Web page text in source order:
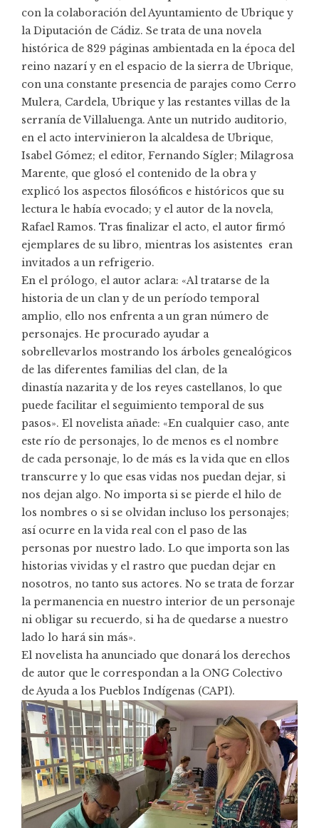
con la colaboración del Ayuntamiento de Ubrique y
la Diputación de Cádiz. Se trata de una novela
histórica de 829 páginas ambientada en la época del
reino nazarí y en el espacio de la sierra de Ubrique,
con una constante presencia de parajes como Cerro
Mulera, Cardela, Ubrique y las restantes villas de la
serranía de Villaluenga. Ante un nutrido auditorio,
en el acto intervinieron la alcaldesa de Ubrique,
Isabel Gómez; el editor, Fernando Sígler; Milagrosa
Marente, que glosó el contenido de la obra y
explicó los aspectos filosóficos e históricos que su
lectura le había evocado; y el autor de la novela,
Rafael Ramos. Tras finalizar el acto, el autor firmó
ejemplares de su libro, mientras los asistentes eran
invitados a un refrigerio.
En el prólogo, el autor aclara: «Al tratarse de la
historia de un clan y de un período temporal
amplio, ello nos enfrenta a un gran número de
personajes. He procurado ayudar a
sobrellevarlos mostrando los árboles genealógicos
de las diferentes familias del clan, de la
dinastía nazarita y de los reyes castellanos, lo que
puede facilitar el seguimiento temporal de sus
pasos». El novelista añade: «En cualquier caso, ante
este río de personajes, lo de menos es el nombre
de cada personaje, lo de más es la vida que en ellos
transcurre y lo que esas vidas nos puedan dejar, si
nos dejan algo. No importa si se pierde el hilo de
los nombres o si se olvidan incluso los personajes;
así ocurre en la vida real con el paso de las
personas por nuestro lado. Lo que importa son las
historias vividas y el rastro que puedan dejar en
nosotros, no tanto sus actores. No se trata de forzar
la permanencia en nuestro interior de un personaje
ni obligar su recuerdo, si ha de quedarse a nuestro
lado lo hará sin más».
El novelista ha anunciado que donará los derechos
de autor que le correspondan a la ONG Colectivo
de Ayuda a los Pueblos Indígenas (CAPI).